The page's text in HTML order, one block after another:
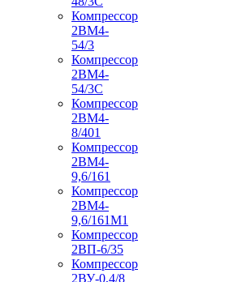
Компрессор
2ВМ4-
54/3
Компрессор
2ВМ4-
54/3С
Компрессор
2ВМ4-
8/401
Компрессор
2ВМ4-
9,6/161
Компрессор
2ВМ4-
9,6/161М1
Компрессор
2ВП-6/35
Компрессор
2ВУ-0,4/8